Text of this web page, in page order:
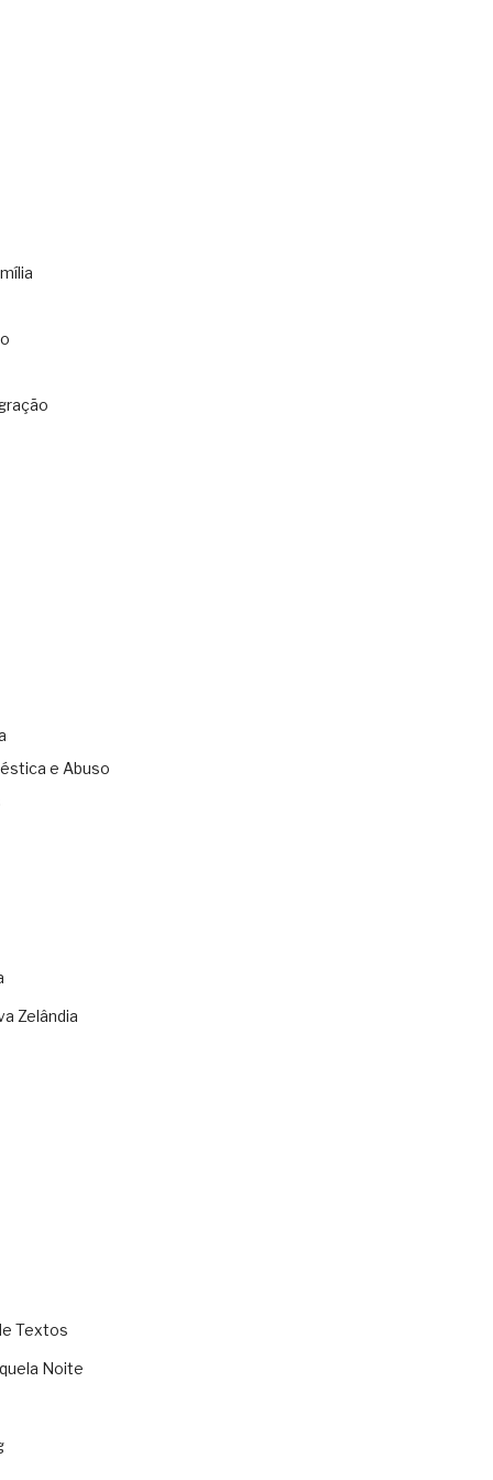
e Abuso
Zelândia
Textos
Noite